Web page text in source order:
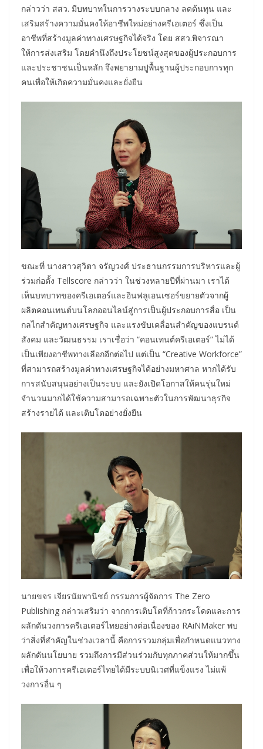
กล่าวว่า สสว. มีบทบาทในการวางระบบกลาง ลดต้นทุน และ
เสริมสร้างความมั่นคงให้อาชีพใหม่อย่างครีเอเตอร์ ซึ่งเป็น
อาชีพที่สร้างมูลค่าทางเศรษฐกิจได้จริง โดย สสว.พิจารณา
ให้การส่งเสริม โดยคำนึงถึงประโยชน์สูงสุดของผู้ประกอบการ
และประชาชนเป็นหลัก จึงพยายามปูพื้นฐานผู้ประกอบการทุก
คนเพื่อให้เกิดความมั่นคงและยั่งยืน
ขณะที่ นางสาวสุวิตา จรัญวงศ์ ประธานกรรมการบริหารและผู้
ร่วมก่อตั้ง Tellscore กล่าวว่า ในช่วงหลายปีที่ผ่านมา เราได้
เห็นบทบาทของครีเอเตอร์และอินฟลูเอนเซอร์ขยายตัวจากผู้
ผลิตคอนเทนต์บนโลกออนไลน์สู่การเป็นผู้ประกอบการสื่อ เป็น
กลไกสำคัญทางเศรษฐกิจ และแรงขับเคลื่อนสำคัญของแบรนด์
สังคม และวัฒนธรรม เราเชื่อว่า “คอนเทนต์ครีเอเตอร์” ไม่ได้
เป็นเพียงอาชีพทางเลือกอีกต่อไป แต่เป็น “Creative Workforce”
ที่สามารถสร้างมูลค่าทางเศรษฐกิจได้อย่างมหาศาล หากได้รับ
การสนับสนุนอย่างเป็นระบบ และยังเปิดโอกาสให้คนรุ่นใหม่
จำนวนมากได้ใช้ความสามารถเฉพาะตัวในการพัฒนาธุรกิจ
สร้างรายได้ และเติบโตอย่างยั่งยืน
นายขจร เจียรนัยพานิชย์ กรรมการผู้จัดการ The Zero
Publishing กล่าวเสริมว่า จากการเติบโตที่ก้าวกระโดดและการ
ผลักดันวงการครีเอเตอร์ไทยอย่างต่อเนื่องของ RAiNMaker พบ
ว่าสิ่งที่สำคัญในช่วงเวลานี้ คือการรวมกลุ่มเพื่อกำหนดแนวทาง
ผลักดันนโยบาย รวมถึงการมีส่วนร่วมกับทุกภาคส่วนให้มากขึ้น
เพื่อให้วงการครีเอเตอร์ไทยได้มีระบบนิเวศที่แข็งแรง ไม่แพ้
วงการอื่น ๆ